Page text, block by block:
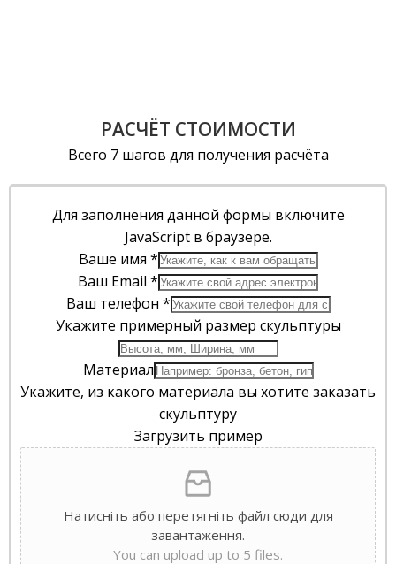
РАСЧЁТ СТОИМОСТИ
Всего 7 шагов для получения расчёта
Для заполнения данной формы включите
JavaScript в браузере.
Ваше имя *
Ваш Email *
Ваш телефон *
Укажите примерный размер скульптуры
Материал
Укажите, из какого материала вы хотите заказать
скульптуру
Загрузить пример
Натисніть або перетягніть файл сюди для
завантаження.
You can upload up to 5 files.